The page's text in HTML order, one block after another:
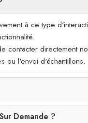
à ce type
contacter directement
ou l'envoi d'échantillons.
Demande ?